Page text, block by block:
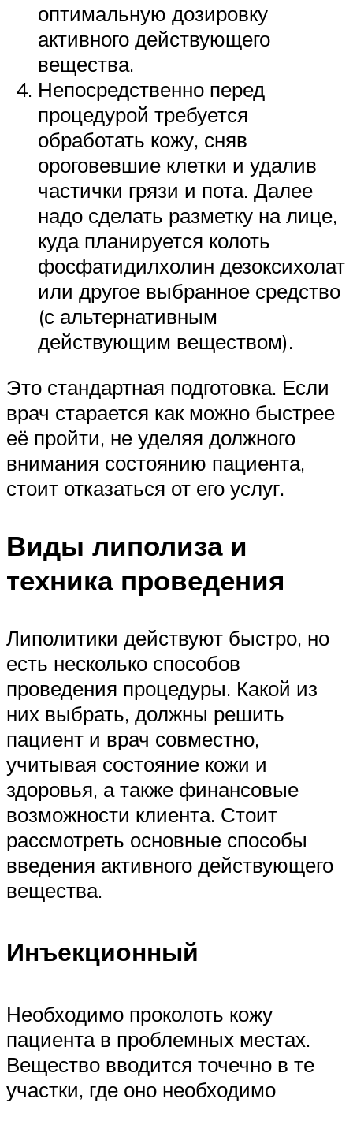
оптимальную дозировку
активного действующего
вещества.
Непосредственно перед
процедурой требуется
обработать кожу, сняв
ороговевшие клетки и удалив
частички грязи и пота. Далее
надо сделать разметку на лице,
куда планируется колоть
фосфатидилхолин дезоксихолат
или другое выбранное средство
(с альтернативным
действующим веществом).
Это стандартная подготовка. Если
врач старается как можно быстрее
её пройти, не уделяя должного
внимания состоянию пациента,
стоит отказаться от его услуг.
Виды липолиза и
техника проведения
Липолитики действуют быстро, но
есть несколько способов
проведения процедуры. Какой из
них выбрать, должны решить
пациент и врач совместно,
учитывая состояние кожи и
здоровья, а также финансовые
возможности клиента. Стоит
рассмотреть основные способы
введения активного действующего
вещества.
Инъекционный
Необходимо проколоть кожу
пациента в проблемных местах.
Вещество вводится точечно в те
участки, где оно необходимо